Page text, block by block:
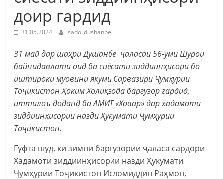
доир гардид
31.05.2024 sado_dushanbe
31 май дар шаҳри Душанбе ҷаласаи 56-уми Шурои
байнидавлатӣ оид ба сиёсати зиддиинҳисорӣ бо
иштироки муовини якуми Сарвазири Ҷумҳурии
Тоҷикистон Ҳоким Холиқзода баргузор гардид,
иттилоъ доданд ба АМИТ «Ховар» дар хадамоти
зиддиинҳисории назди Ҳукумати Ҷумҳурии
Тоҷикистон.
Гуфта шуд, ки зимни баргузории ҷаласа сардори
Хадамоти зиддиинҳисории назди Ҳукумати
Ҷумҳурии Тоҷикистон Исломиддин Раҳмон,